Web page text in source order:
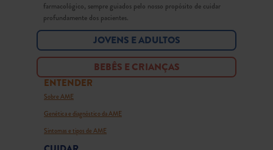
farmacológico, sempre guiados pelo nosso propósito de cuidar
profundamente dos pacientes.
JOVENS E ADULTOS
BEBÊS E CRIANÇAS
ENTENDER
Sobre AME
Genética e diagnóstico da AME
Sintomas e tipos de AME